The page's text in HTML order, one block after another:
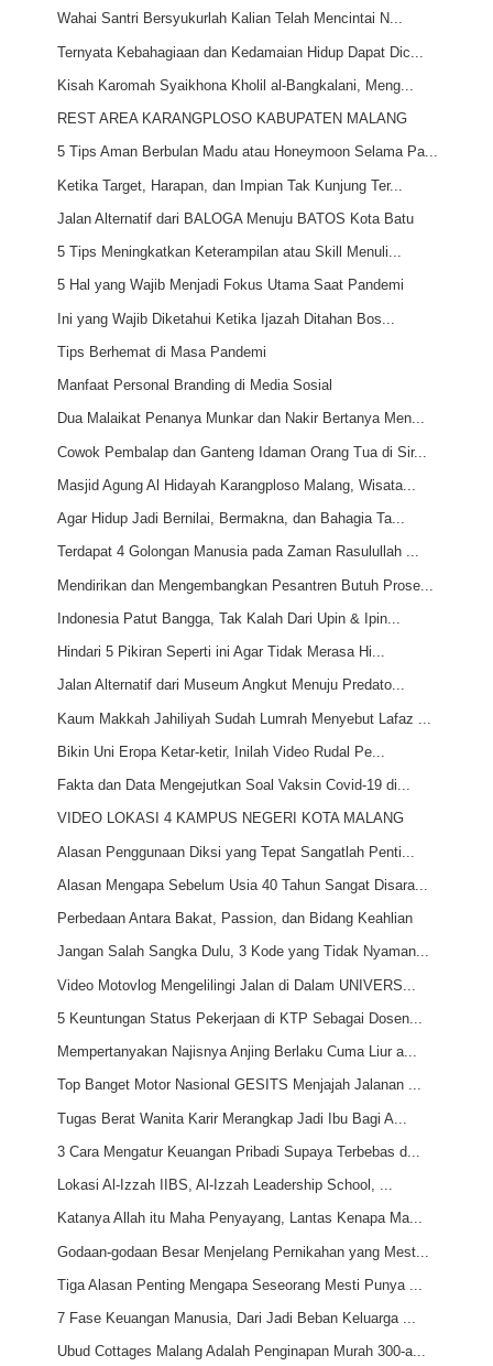
Wahai Santri Bersyukurlah Kalian Telah Mencintai N...
Ternyata Kebahagiaan dan Kedamaian Hidup Dapat Dic...
Kisah Karomah Syaikhona Kholil al-Bangkalani, Meng...
REST AREA KARANGPLOSO KABUPATEN MALANG
5 Tips Aman Berbulan Madu atau Honeymoon Selama Pa...
Ketika Target, Harapan, dan Impian Tak Kunjung Ter...
Jalan Alternatif dari BALOGA Menuju BATOS Kota Batu
5 Tips Meningkatkan Keterampilan atau Skill Menuli...
5 Hal yang Wajib Menjadi Fokus Utama Saat Pandemi
Ini yang Wajib Diketahui Ketika Ijazah Ditahan Bos...
Tips Berhemat di Masa Pandemi
Manfaat Personal Branding di Media Sosial
Dua Malaikat Penanya Munkar dan Nakir Bertanya Men...
Cowok Pembalap dan Ganteng Idaman Orang Tua di Sir...
Masjid Agung Al Hidayah Karangploso Malang, Wisata...
Agar Hidup Jadi Bernilai, Bermakna, dan Bahagia Ta...
Terdapat 4 Golongan Manusia pada Zaman Rasulullah ...
Mendirikan dan Mengembangkan Pesantren Butuh Prose...
Indonesia Patut Bangga, Tak Kalah Dari Upin & Ipin...
Hindari 5 Pikiran Seperti ini Agar Tidak Merasa Hi...
Jalan Alternatif dari Museum Angkut Menuju Predato...
Kaum Makkah Jahiliyah Sudah Lumrah Menyebut Lafaz ...
Bikin Uni Eropa Ketar-ketir, Inilah Video Rudal Pe...
Fakta dan Data Mengejutkan Soal Vaksin Covid-19 di...
VIDEO LOKASI 4 KAMPUS NEGERI KOTA MALANG
Alasan Penggunaan Diksi yang Tepat Sangatlah Penti...
Alasan Mengapa Sebelum Usia 40 Tahun Sangat Disara...
Perbedaan Antara Bakat, Passion, dan Bidang Keahlian
Jangan Salah Sangka Dulu, 3 Kode yang Tidak Nyaman...
Video Motovlog Mengelilingi Jalan di Dalam UNIVERS...
5 Keuntungan Status Pekerjaan di KTP Sebagai Dosen...
Mempertanyakan Najisnya Anjing Berlaku Cuma Liur a...
Top Banget Motor Nasional GESITS Menjajah Jalanan ...
Tugas Berat Wanita Karir Merangkap Jadi Ibu Bagi A...
3 Cara Mengatur Keuangan Pribadi Supaya Terbebas d...
Lokasi Al-Izzah IIBS, Al-Izzah Leadership School, ...
Katanya Allah itu Maha Penyayang, Lantas Kenapa Ma...
Godaan-godaan Besar Menjelang Pernikahan yang Mest...
Tiga Alasan Penting Mengapa Seseorang Mesti Punya ...
7 Fase Keuangan Manusia, Dari Jadi Beban Keluarga ...
Ubud Cottages Malang Adalah Penginapan Murah 300-a...